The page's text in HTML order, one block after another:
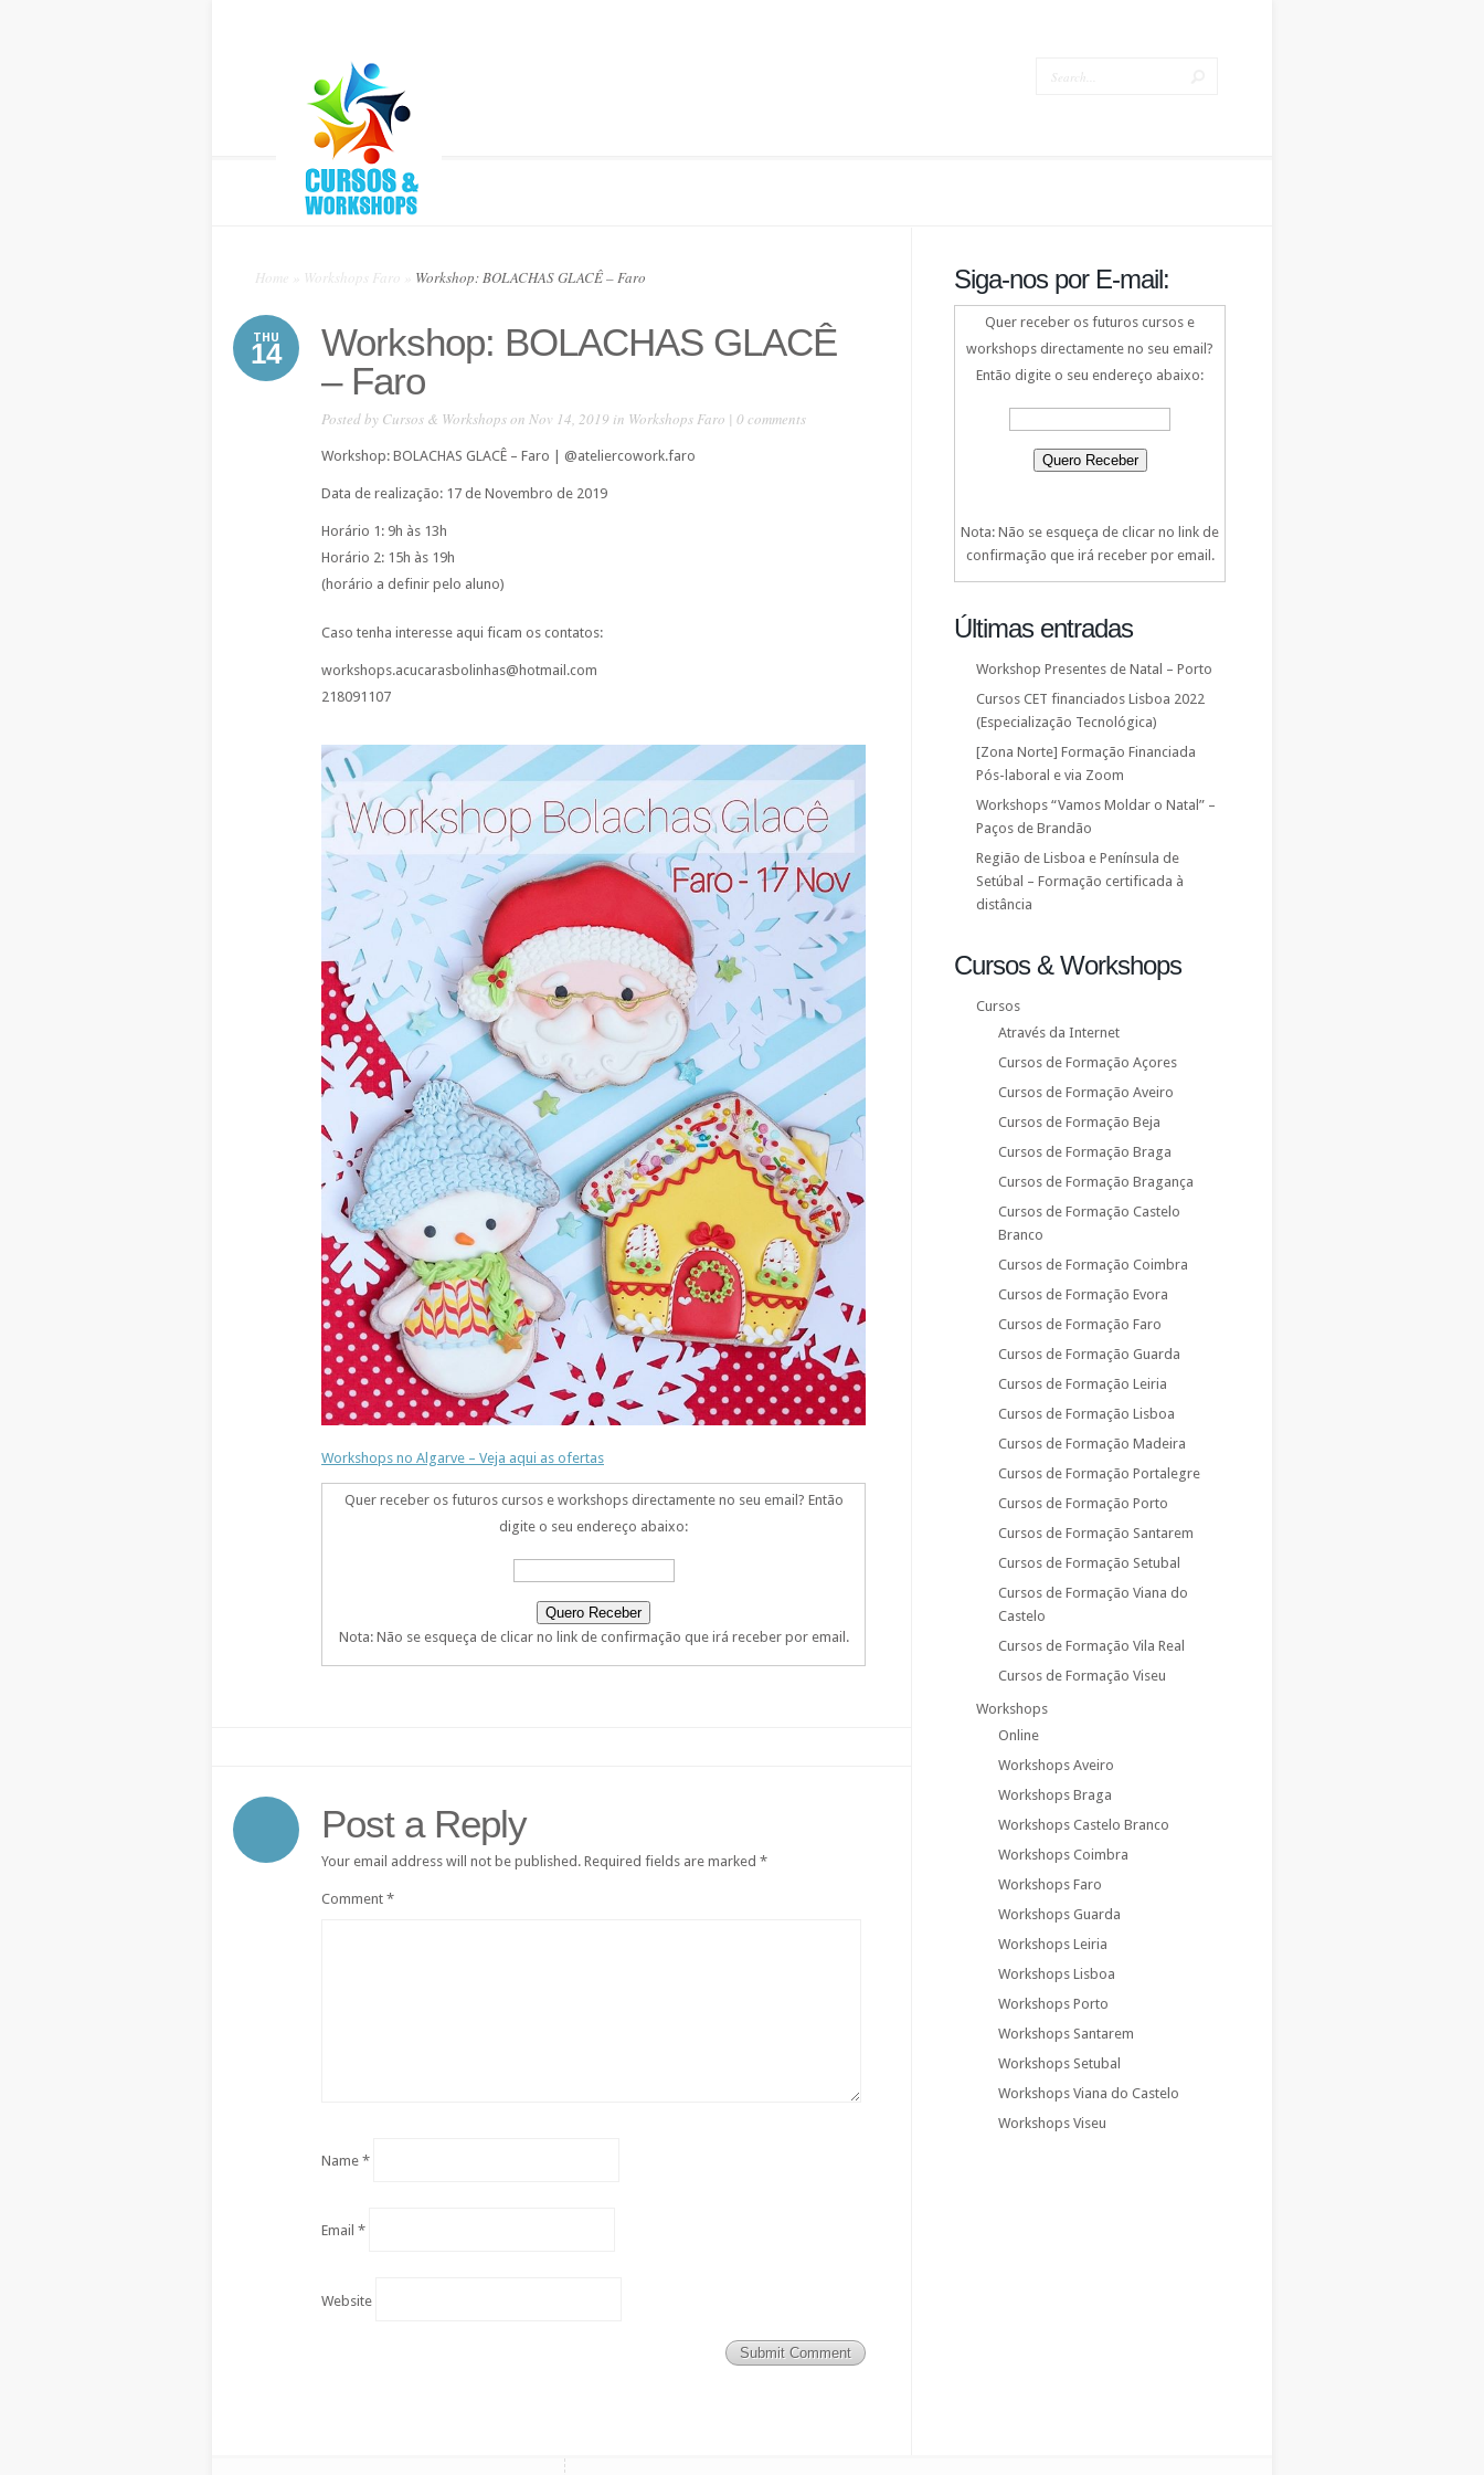
Home Workshops Faro Workshop: BOLACHAS GLACÊ – Faro
THU
14
Workshop: BOLACHAS GLACÊ
– Faro
Posted by Cursos & Workshopson Nov 14, 2019 in Workshops Faro | 0 comments
Workshop: BOLACHAS GLACÊ – Faro | @ateliercowork.faro
Data de realização: 17 de Novembro de 2019
Horário 1: 9h às 13h
Horário 2: 15h às 19h
(horário a definir pelo aluno)
Caso tenha interesse aqui ficam os contatos:
workshops.acucarasbolinhas@hotmail.com
218091107
Workshops no Algarve – Veja aqui as ofertas
Quer receber os futuros cursos e workshops directamente no seu email? Então
digite o seu endereço abaixo:
Nota: Não se esqueça de clicar no link de confirmação que irá receber por email.
Post a Reply
Your email address will not be published. Required fields are marked *
Comment *
Name *
Email *
Website
Siga-nos por E-mail:
Quer receber os futuros cursos e
workshops directamente no seu email?
Então digite o seu endereço abaixo:
Nota: Não se esqueça de clicar no link de
confirmação que irá receber por email.
Últimas entradas
Workshop Presentes de Natal – Porto
Cursos CET financiados Lisboa 2022
(Especialização Tecnológica)
[Zona Norte] Formação Financiada
Pós-laboral e via Zoom
Workshops “Vamos Moldar o Natal” –
Paços de Brandão
Região de Lisboa e Península de
Setúbal – Formação certificada à
distância
Cursos & Workshops
Cursos
Através da Internet
Cursos de Formação Açores
Cursos de Formação Aveiro
Cursos de Formação Beja
Cursos de Formação Braga
Cursos de Formação Bragança
Cursos de Formação Castelo
Branco
Cursos de Formação Coimbra
Cursos de Formação Evora
Cursos de Formação Faro
Cursos de Formação Guarda
Cursos de Formação Leiria
Cursos de Formação Lisboa
Cursos de Formação Madeira
Cursos de Formação Portalegre
Cursos de Formação Porto
Cursos de Formação Santarem
Cursos de Formação Setubal
Cursos de Formação Viana do
Castelo
Cursos de Formação Vila Real
Cursos de Formação Viseu
Workshops
Online
Workshops Aveiro
Workshops Braga
Workshops Castelo Branco
Workshops Coimbra
Workshops Faro
Workshops Guarda
Workshops Leiria
Workshops Lisboa
Workshops Porto
Workshops Santarem
Workshops Setubal
Workshops Viana do Castelo
Workshops Viseu